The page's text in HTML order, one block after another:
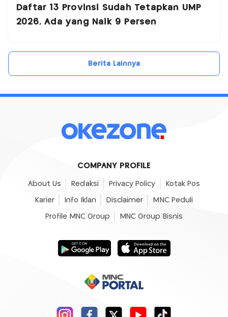
Daftar 13 Provinsi Sudah Tetapkan UMP
2026, Ada yang Naik 9 Persen
Berita Lainnya